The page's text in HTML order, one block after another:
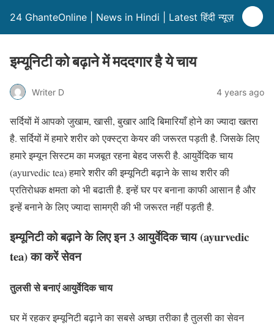
24 GhanteOnline | News in Hindi | Latest हिंदी न्यूज़
इम्यूनिटी को बढ़ाने में मददगार है ये चाय
Writer D 4 years ago
सर्दियों में आपको जुखाम, खासी, बुखार आदि बिमारियाँ होने का ज्यादा खतरा
है. सर्दियों में हमारे शरीर को एक्स्ट्रा केयर की जरूरत पड़ती है. जिसके लिए
हमारे इम्यून सिस्टम का मजबूत रहना बेहद जरूरी है. आयुर्वेदिक चाय
(ayurvedic tea) हमारे शरीर की इम्यूनिटी बढ़ाने के साथ शरीर की
प्रतिरोधक क्षमता को भी बढाती है. इन्हें घर पर बनाना काफी आसान है और
इन्हें बनाने के लिए ज्यादा सामग्री की भी जरूरत नहीं पड़ती है.
इम्यूनिटी को बढ़ाने के लिए इन 3 आयुर्वेदिक चाय (ayurvedic
tea) का करें सेवन
तुलसी से बनाएं आयुर्वेदिक चाय
घर में रहकर इम्यूनिटी बढ़ाने का सबसे अच्छा तरीका है तुलसी का सेवन